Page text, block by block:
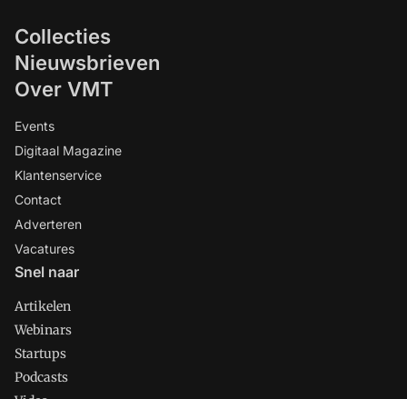
Collecties
Nieuwsbrieven
Over VMT
Events
Digitaal Magazine
Klantenservice
Contact
Adverteren
Vacatures
Snel naar
Artikelen
Webinars
Startups
Podcasts